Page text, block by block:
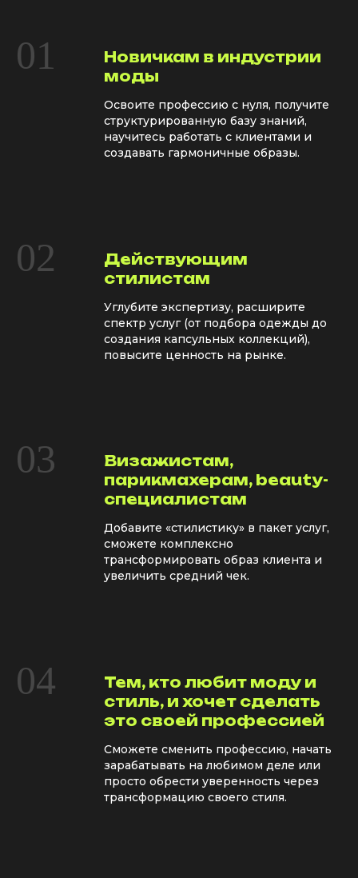
Новичкам в индустрии
моды
Освоите профессию с нуля, получите
структурированную базу знаний,
научитесь работать с клиентами и
создавать гармоничные образы.
01
Действующим
стилистам
Углубите экспертизу, расширите
спектр услуг (от подбора одежды до
создания капсульных коллекций),
повысите ценность на рынке.
02
Визажистам,
парикмахерам, beauty-
специалистам
Добавите «стилистику» в пакет услуг,
сможете комплексно
трансформировать образ клиента и
увеличить средний чек.
03
Тем, кто любит моду и
стиль, и хочет сделать
это своей профессией
Сможете сменить профессию, начать
зарабатывать на любимом деле или
просто обрести уверенность через
трансформацию своего стиля.
04